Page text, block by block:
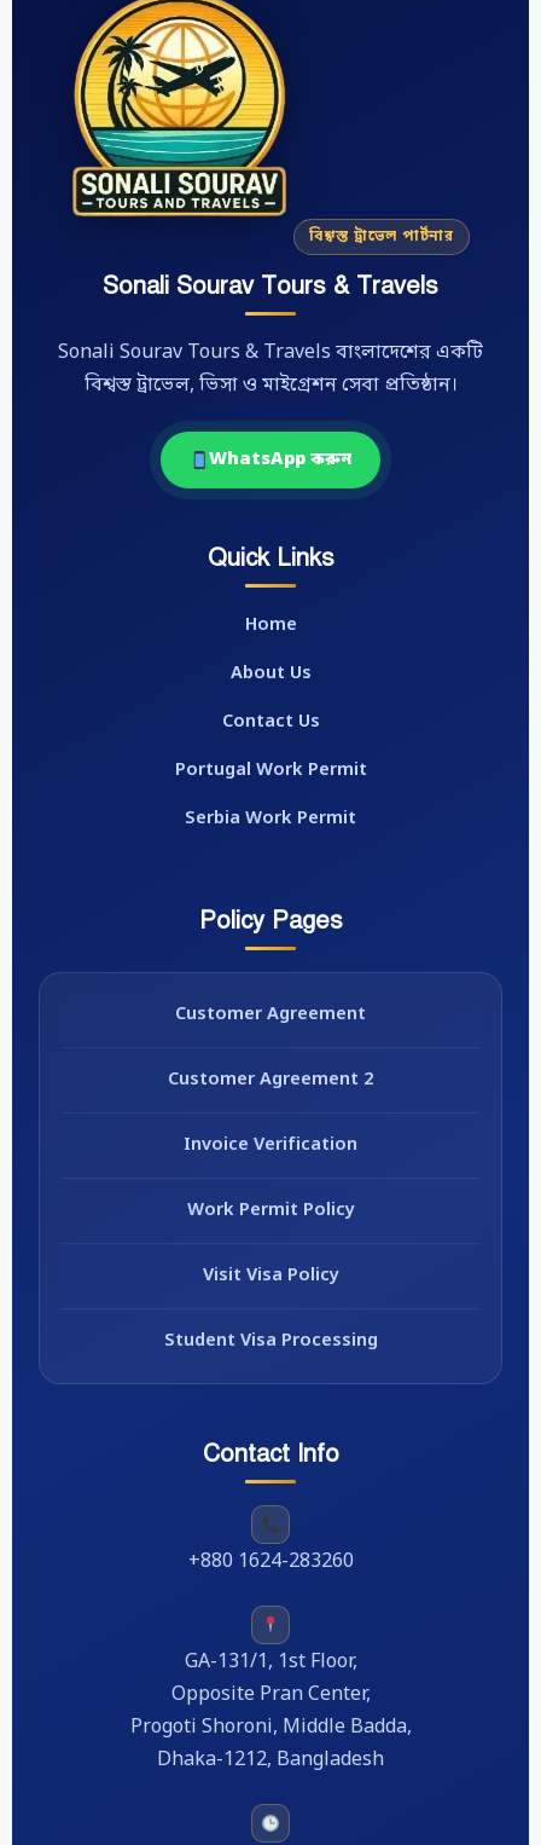
বিশ্বস্ত ট্রাভেল পার্টনার
Sonali Sourav Tours & Travels
Sonali Sourav Tours & Travels বাংলাদেশের একটি
বিশ্বস্ত ট্রাভেল, ভিসা ও মাইগ্রেশন সেবা প্রতিষ্ঠান।
WhatsApp করুন
Quick Links
Home
About Us
Contact Us
Portugal Work Permit
Serbia Work Permit
Policy Pages
Customer Agreement
Customer Agreement 2
Invoice Verification
Work Permit Policy
Visit Visa Policy
Student Visa Processing
Contact Info
+880 1624-283260
GA-131/1, 1st Floor,
Opposite Pran Center,
Progoti Shoroni, Middle Badda,
Dhaka-1212, Bangladesh